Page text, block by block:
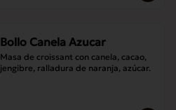
Bollo Canela Azucar
Masa de croissant con canela, cacao,
jengibre, ralladura de naranja, azúcar.